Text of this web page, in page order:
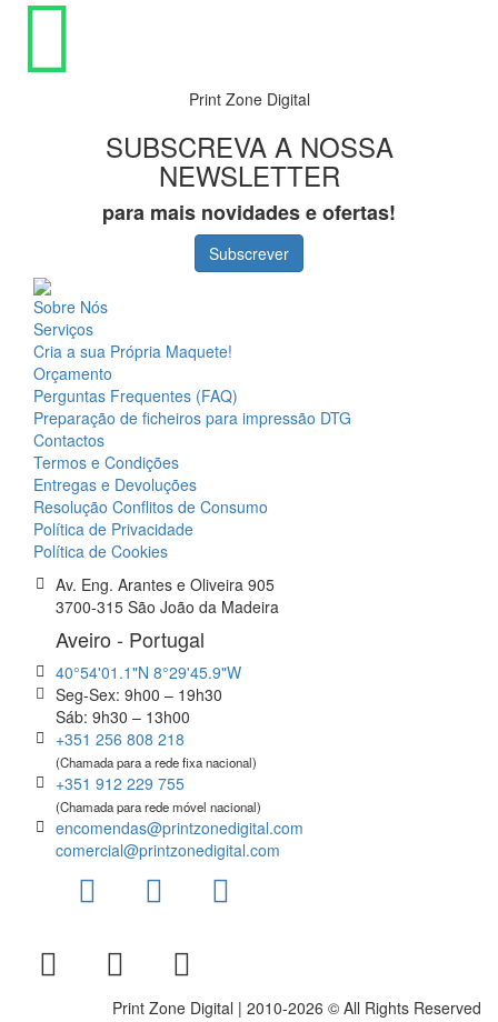
Print Zone Digital
SUBSCREVA A NOSSA
NEWSLETTER
para mais novidades e ofertas!
Subscrever
Sobre Nós
Serviços
Cria a sua Própria Maquete!
Orçamento
Perguntas Frequentes (FAQ)
Preparação de ficheiros para impressão DTG
Contactos
Termos e Condições
Entregas e Devoluções
Resolução Conflitos de Consumo
Política de Privacidade
Política de Cookies
Av. Eng. Arantes e Oliveira 905
3700-315 São João da Madeira
Aveiro - Portugal
40°54'01.1"N 8°29'45.9"W
Seg-Sex: 9h00 – 19h30
Sáb: 9h30 – 13h00
+351 256 808 218
(Chamada para a rede fixa nacional)
+351 912 229 755
(Chamada para rede móvel nacional)
encomendas@printzonedigital.com
comercial@printzonedigital.com
Print Zone Digital | 2010-2026 © All Rights Reserved